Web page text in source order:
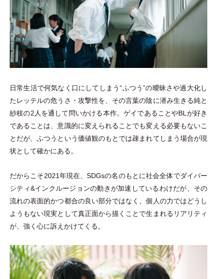
日常生活で何気なく口にしてしまう“ふつう”の曖昧さや過大化し
たレッテルの危うさ ・ 攻撃性を、その言葉の陰に潜み生きる純と
紗枝の2人を通して問いかける本作。ゲイであることやBLが好き
であることは、意識的に変えられることでも変える必要もないこ
とだが、ふつうという価値観のもとでは疎まれてしまう場合が現
状として確かにある。
だからこそ2021年現在、SDGsの名のもとに社会全体でダイバー
シティ&インクルージョンの動きが加速しているわけだが、その
流れの表面的かつ都合の良い部分ではなく、個人の力ではどうし
ようもない現実として真正面から描くことで生まれるリアリティ
が、強く心に訴えかけてくる。